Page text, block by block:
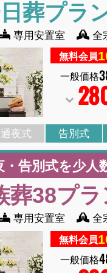
葬プラ
専用安置室 全
無料会員
一般価格
通夜式 告別式
・告別式を少人
葬38プラ
専用安置室 全
無料会員
一般価格